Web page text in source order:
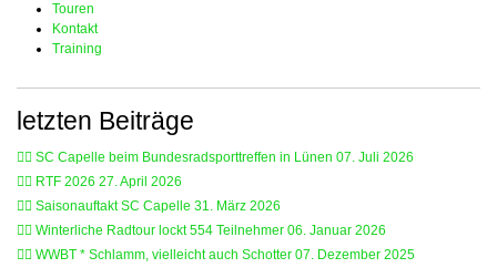
Touren
Kontakt
Training
letzten Beiträge
🚴‍♂️ SC Capelle beim Bundesradsporttreffen in Lünen 07. Juli 2026
🚴‍♂️ RTF 2026 27. April 2026
🚴‍♂️ Saisonauftakt SC Capelle 31. März 2026
🚴‍♂️ Winterliche Radtour lockt 554 Teilnehmer 06. Januar 2026
🚴‍♂️ WWBT * Schlamm, vielleicht auch Schotter 07. Dezember 2025